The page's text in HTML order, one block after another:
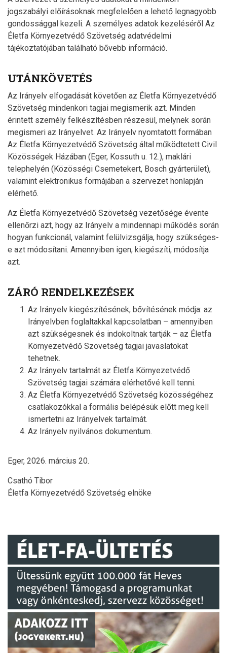
jogszabályi előírásoknak megfelelően a lehető legnagyobb
gondossággal kezeli. A személyes adatok kezeléséről Az
Életfa Környezetvédő Szövetség adatvédelmi
tájékoztatójában található bővebb információ.
UTÁNKÖVETÉS
Az Irányelv elfogadását követően az Életfa Környezetvédő
Szövetség mindenkori tagjai megismerik azt. Minden
érintett személy felkészítésben részesül, melynek során
megismeri az Irányelvet. Az Irányelv nyomtatott formában
Az Életfa Környezetvédő Szövetség által működtetett Civil
Közösségek Házában (Eger, Kossuth u. 12.), maklári
telephelyén (Közösségi Csemetekert, Bosch gyárterület),
valamint elektronikus formájában a szervezet honlapján
elérhető.
Az Életfa Környezetvédő Szövetség vezetősége évente
ellenőrzi azt, hogy az Irányelv a mindennapi működés során
hogyan funkcionál, valamint felülvizsgálja, hogy szükséges-
e azt módosítani. Amennyiben igen, kiegészíti, módosítja
azt.
ZÁRÓ RENDELKEZÉSEK
Az Irányelv kiegészítésének, bővítésének módja: az
Irányelvben foglaltakkal kapcsolatban – amennyiben
azt szükségesnek és indokoltnak tartják – az Életfa
Környezetvédő Szövetség tagjai javaslatokat
tehetnek.
Az Irányelv tartalmát az Életfa Környezetvédő
Szövetség tagjai számára elérhetővé kell tenni.
Az Életfa Környezetvédő Szövetség közösségéhez
csatlakozókkal a formális belépésük előtt meg kell
ismertetni az Irányelvek tartalmát.
Az Irányelv nyilvános dokumentum.
Eger, 2026. március 20.
Csathó Tibor
Életfa Környezetvédő Szövetség elnöke